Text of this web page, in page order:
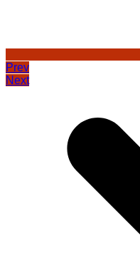
Prev
Next